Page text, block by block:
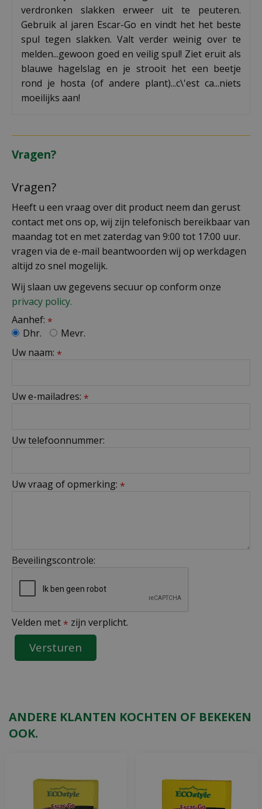
verdronken slakken erweer uit te peuteren.
Gebruik al jaren Escar-Go en vindt het het beste
spul tegen slakken. Valt verder weinig over te
melden...gewoon goed en veilig spul! Ziet eruit als
blauwe hagelslag en je strooit het een beetje
rond je hosta (of andere plant)...c\'est ca...niets
moeilijks aan!
Vragen?
Vragen?
Heeft u een vraag over dit product neem dan gerust
contact met ons op, wij zijn telefonisch bereikbaar van
maandag tot en met zaterdag van 9:00 tot 17:00 uur.
vragen via de e-mail beantwoorden wij op werkdagen
altijd zo snel mogelijk.
Wij slaan uw gegevens secuur op conform onze
privacy policy.
Aanhef: *
Dhr.
Mevr.
Uw naam: *
Uw e-mailadres: *
Uw telefoonnummer:
Uw vraag of opmerking: *
Beveilingscontrole:
Velden met * zijn verplicht.
ANDERE KLANTEN KOCHTEN OF BEKEKEN
OOK.